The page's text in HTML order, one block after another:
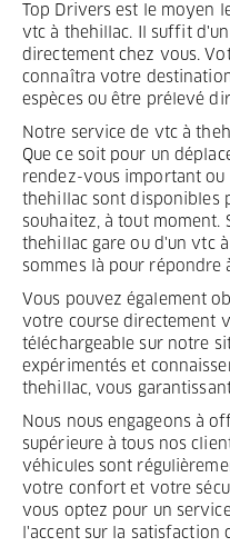
Top Drivers est le moyen
vtc à thehillac. Il suffit
directement chez vous.
connaîtra votre
espèces ou être prélevé
Notre service de vtc à
Que ce soit pour un
rendez-vous important ou
thehillac sont disponibles
souhaitez, à tout moment.
thehillac gare ou d'un vtc
sommes là pour répondre
Vous pouvez également
votre course directement
téléchargeable sur notre
expérimentés et
thehillac, vous
Nous nous engageons à
supérieure à tous nos
véhicules sont
votre confort et votre
vous optez pour un
l'accent sur la satisfaction